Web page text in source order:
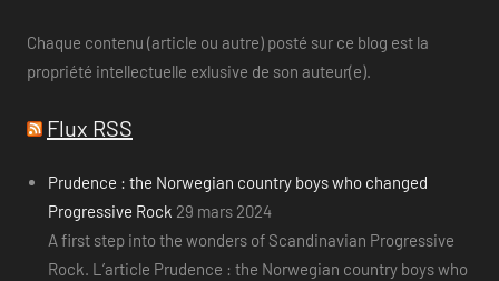
Chaque contenu (article ou autre) posté sur ce blog est la
propriété intellectuelle exlusive de son auteur(e).
Flux RSS
Prudence : the Norwegian country boys who changed
Progressive Rock 29 mars 2024
A first step into the wonders of Scandinavian Progressive
Rock. L’article Prudence : the Norwegian country boys who